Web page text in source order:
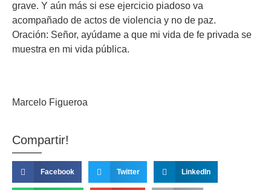
grave. Y aún más si ese ejercicio piadoso va
acompañado de actos de violencia y no de paz.
Oración: Señor, ayúdame a que mi vida de fe privada se
muestra en mi vida pública.
Marcelo Figueroa
Compartir!
Facebook Twitter LinkedIn